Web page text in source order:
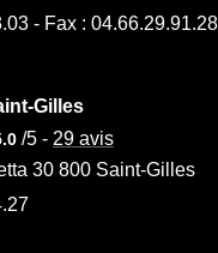
- Fax : 04.66.29.91.28
Gilles
/5 - 29 avis
30 800 Saint-Gilles